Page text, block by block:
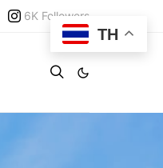
6K Followers
TH